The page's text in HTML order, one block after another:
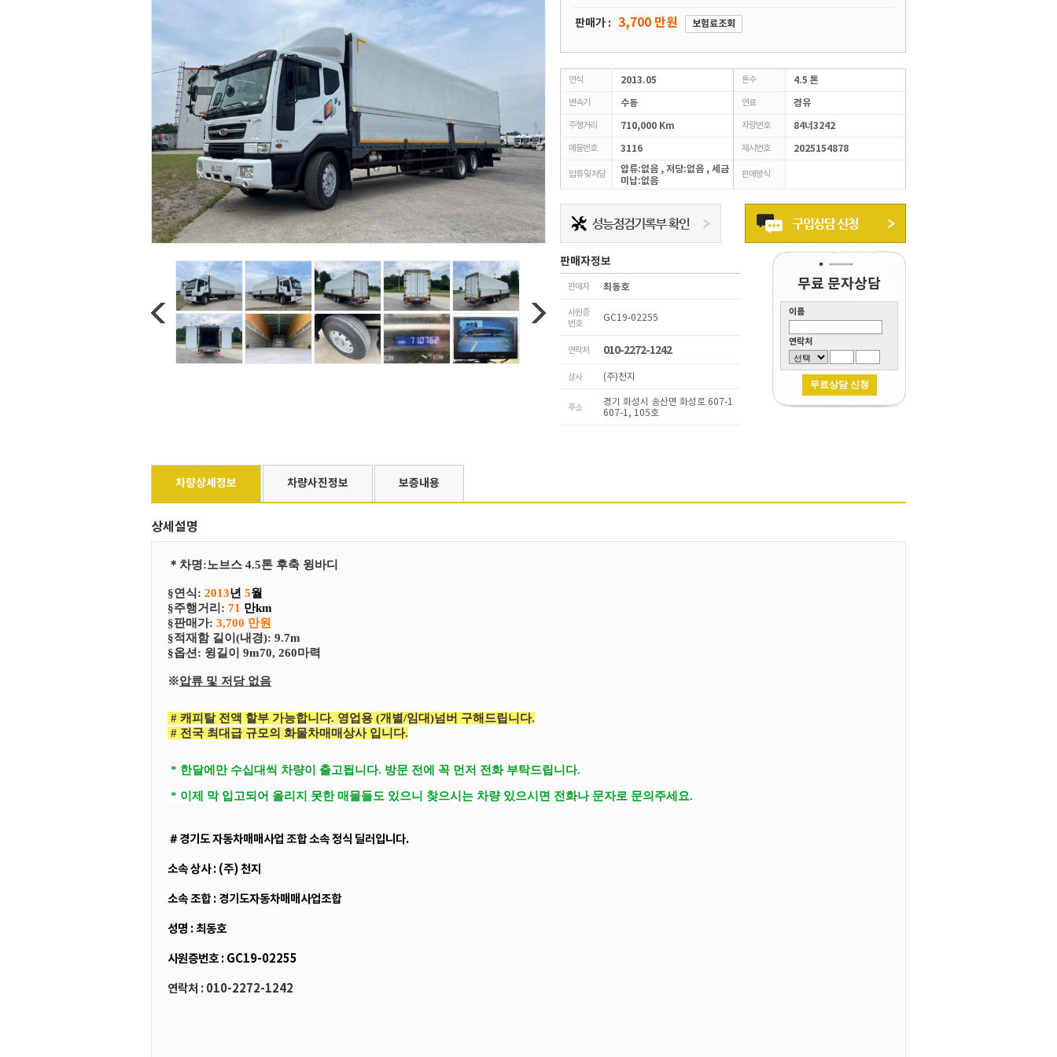
판매가 : 3,700 만원 보험료조회
연식 2013.05 톤수 4.5 톤
변속기 수동 연료 경유
주행거리 710,000 Km 차량번호 84너3242
매물번호 3116 제시번호 2025154878
압류 및 저당
압류:없음 , 저당:없음 , 세금
미납:없음
판매방식
판매자정보
판매자 최동호
사원증
번호
GC19-02255
연락처 010-2272-1242
상사 (주)천지
주소
경기 화성시 송산면 화성로 607-1
607-1, 105호
무료 문자상담
이름
연락처
차량상세정보 차량사진정보 보증내용
상세설명
＊ 차명:노브스 4.5톤 후축 윙바디
§연식: 2013년 5월
§​주행거리: 71 만km
§​판매가: 3,700 만원
§​적재함 길이(내경): 9.7m
§​​옵션: 윙길이 9m70, 260마력
※압류 및 저당 없음
# 캐피탈 전액 할부 가능합니다. 영업용 (개별/임대)넘버 구해드립니다.
# 전국 최대급 규모의 화물차매매상사 입니다.
* 한달에만 수십대씩 차량이 출고됩니다. 방문 전에 꼭 먼저 전화 부탁드립니다.
* 이제 막 입고되어 올리지 못한 매물들도 있으니 찾으시는 차량 있으시면 전화나 문자로 문의주세요.
＃경기도 자동차매매사업 조합 소속 정식 딜러입니다.
소속 상사 : (주) 천지
소속 조합 : 경기도자동차매매사업조합
성명 : 최동호
사원증번호 : GC19-02255
연락처 : 010-2272-1242